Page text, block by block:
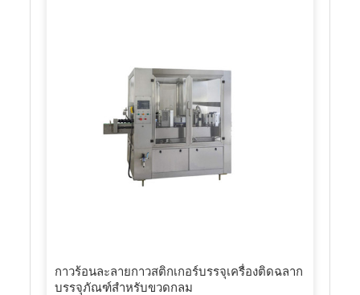
กาวร้อนละลายกาวสติกเกอร์บรรจุเครื่องติดฉลาก
บรรจุภัณฑ์สำหรับขวดกลม